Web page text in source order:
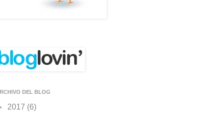
DEL BLOG
2017 (6)